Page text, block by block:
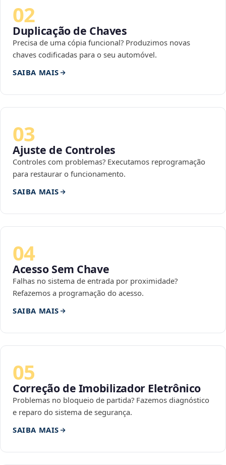
02
Duplicação de Chaves
Precisa de uma cópia funcional? Produzimos novas
chaves codificadas para o seu automóvel.
SAIBA MAIS
03
Ajuste de Controles
Controles com problemas? Executamos reprogramação
para restaurar o funcionamento.
SAIBA MAIS
04
Acesso Sem Chave
Falhas no sistema de entrada por proximidade?
Refazemos a programação do acesso.
SAIBA MAIS
05
Correção de Imobilizador Eletrônico
Problemas no bloqueio de partida? Fazemos diagnóstico
e reparo do sistema de segurança.
SAIBA MAIS